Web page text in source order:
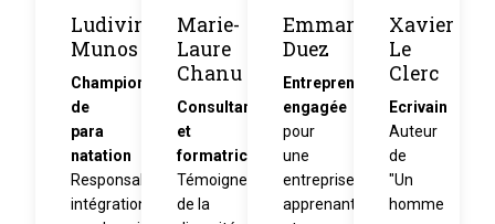
Ludivine
Munos
Championne
de
para
natation
Responsable
intégration
Marie-
Laure
Chanu
Consultante
et
formatrice
Témoigner
de la
Emmanuelle
Duez
Entrepreneuse
engagée
pour
une
entreprise
apprenante
Xavier
Le
Clerc
Ecrivain
Auteur
de
"Un
homme